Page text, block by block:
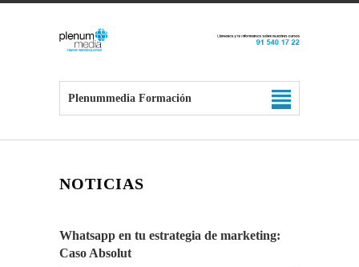
Plenummedia Formación
NOTICIAS
Whatsapp en tu estrategia de marketing:
Caso Absolut